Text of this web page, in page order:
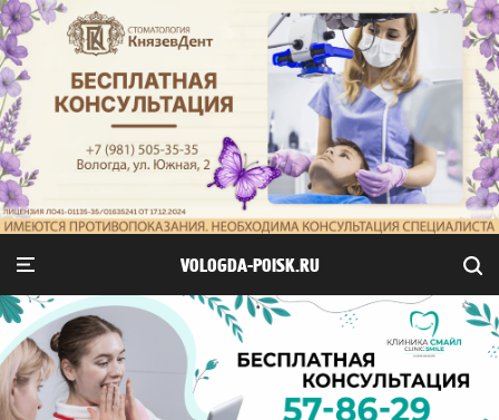
VOLOGDA-POISK.RU